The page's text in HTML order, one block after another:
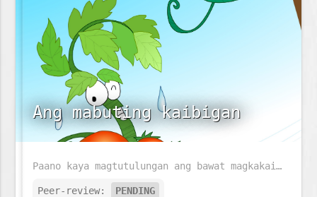
Ang mabuting kaibigan
Paano kaya magtutulungan ang bawat magkakaibigan kahit sila ay may iba't ibang pangangailangan?
Peer-review: PENDING